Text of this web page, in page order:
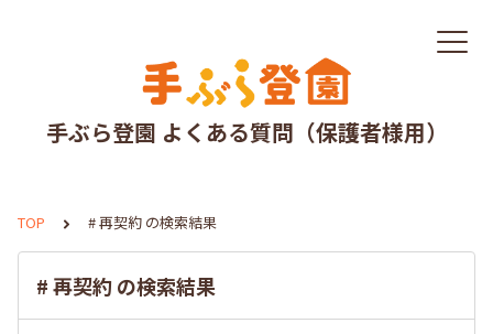
手ぶら登園 よくある質問（保護者様用）
TOP # 再契約 の検索結果
# 再契約 の検索結果